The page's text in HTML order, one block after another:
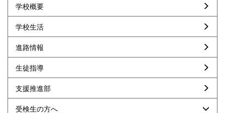
学校概要
学校生活
進路情報
生徒指導
支援推進部
受検生の方へ